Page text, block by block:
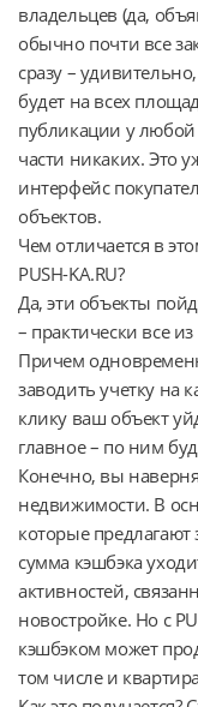
владельцев (да,
обычно почти все
сразу –
будет на всех
публикации у
части никаких. Это
интерфейс
объектов.
Чем отличается в
PUSH-KA.RU?
Да, эти объекты
– практически все
Причем
заводить учетку на
клику ваш объект
главное – по ним
Конечно, вы
недвижимости. В
которые предлагают
сумма кэшбэка
активностей,
новостройке. Но с
кэшбэком может
том числе и